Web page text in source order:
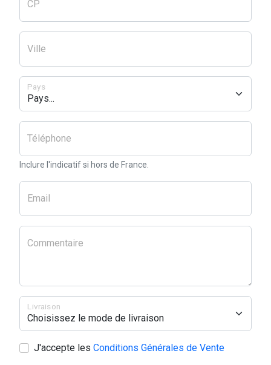
CP
Ville
Pays
Téléphone
Inclure l'indicatif si hors de France.
Email
Commentaire
Livraison
J'accepte les Conditions Générales de Vente